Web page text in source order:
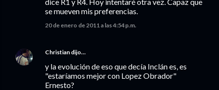
se mueven mis preferencias.
20 de enero de 2011 a las 4:54 p.m.
Christian dijo…
y la evolución de eso que decía Inclán es, es
"estaríamos mejor con Lopez Obrador"
Ernesto?